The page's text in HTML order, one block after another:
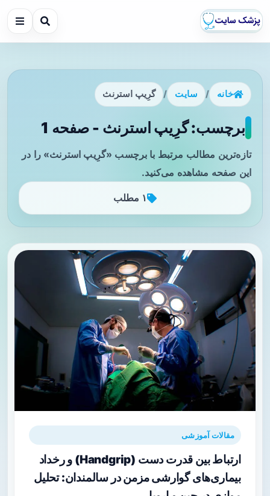
خانه / سایت / گرِیپ استرنث
برچسب: گرِیپ استرنث - صفحه 1
تازه‌ترین مطالب مرتبط با برچسب «گرِیپ استرنث» را در
این صفحه مشاهده می‌کنید.
۱ مطلب
مقالات آموزشی
ارتباط بین قدرت دست (Handgrip) و رخداد
بیماری‌های گوارشی مزمن در سالمندان: تحلیل